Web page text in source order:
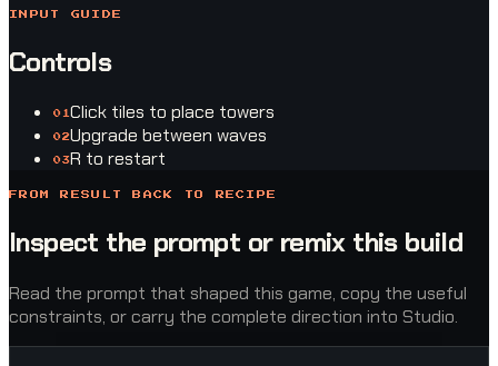
INPUT GUIDE
Controls
01Click tiles to place towers
02Upgrade between waves
03R to restart
FROM RESULT BACK TO RECIPE
Inspect the prompt or remix this build
Read the prompt that shaped this game, copy the useful
constraints, or carry the complete direction into Studio.